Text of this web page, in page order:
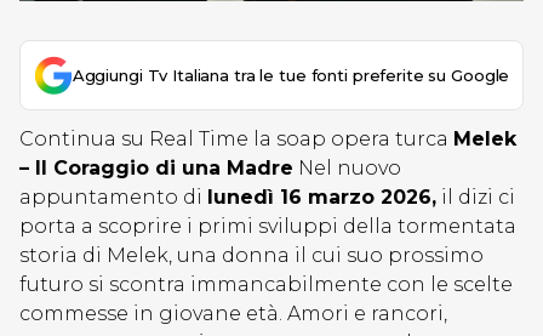
Aggiungi Tv Italiana tra le tue fonti preferite su Google
Continua su Real Time la soap opera turca Melek
– Il Coraggio di una Madre Nel nuovo
appuntamento di lunedì 16 marzo 2026, il dizi ci
porta a scoprire i primi sviluppi della tormentata
storia di Melek, una donna il cui suo prossimo
futuro si scontra immancabilmente con le scelte
commesse in giovane età. Amori e rancori,